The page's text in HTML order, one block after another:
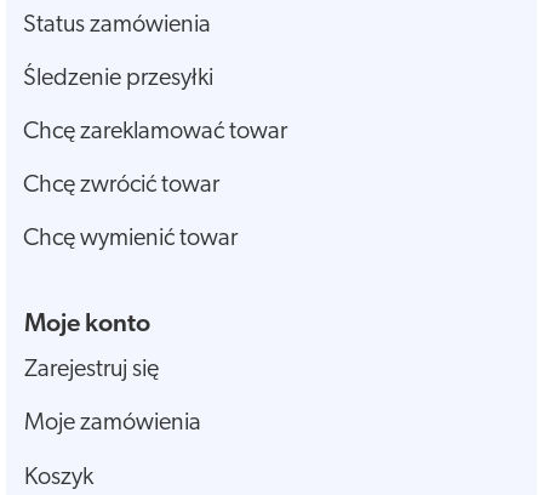
Status zamówienia
Śledzenie przesyłki
Chcę zareklamować towar
Chcę zwrócić towar
Chcę wymienić towar
Moje konto
Zarejestruj się
Moje zamówienia
Koszyk